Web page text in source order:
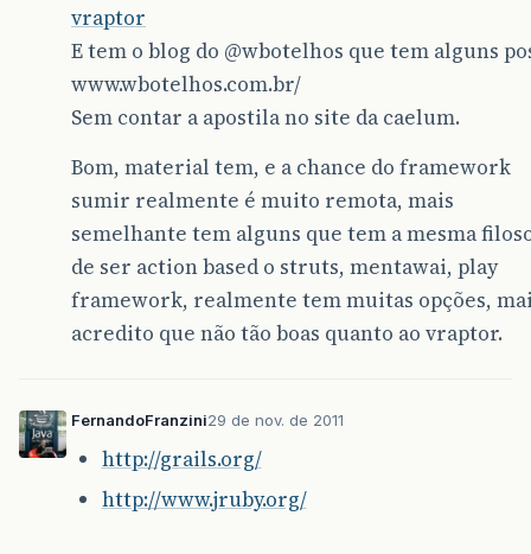
vraptor
E tem o blog do @wbotelhos que tem alguns
www.wbotelhos.com.br/
Sem contar a apostila no site da caelum.
Bom, material tem, e a chance do framework
sumir realmente é muito remota, mais
semelhante tem alguns que tem a mesma
de ser action based o struts, mentawai, play
framework, realmente tem muitas opções,
acredito que não tão boas quanto ao vraptor.
FernandoFranzini29 de nov. de 2011
http://grails.org/
http://www.jruby.org/